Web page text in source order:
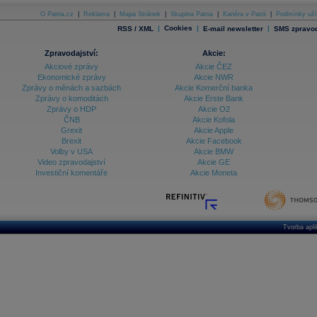
O Patria.cz Reklama Mapa Stránek Skupina Patria Kariéra v Patrii Podmínky
RSS / XML | Cookies | E-mail newsletter | SMS
Zpravodajství:
Akciové zprávy
Ekonomické zprávy
Zprávy o měnách a sazbách
Zprávy o komoditách
Zprávy o HDP
ČNB
Grexit
Brexit
Volby v USA
Video zpravodajství
Investiční komentáře
Akcie:
Akcie ČEZ
Akcie NWR
Akcie Komerční banka
Akcie Erste Bank
Akcie O2
Akcie Kofola
Akcie Apple
Akcie Facebook
Akcie BMW
Akcie GE
Akcie Moneta
Tvorba